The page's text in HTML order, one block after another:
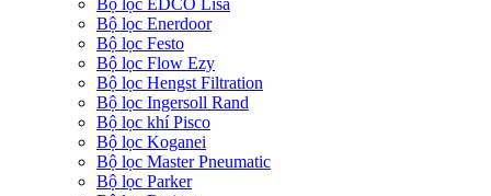
Bộ lọc EDCO Lisa
Bộ lọc Enerdoor
Bộ lọc Festo
Bộ lọc Flow Ezy
Bộ lọc Hengst Filtration
Bộ lọc Ingersoll Rand
Bộ lọc khí Pisco
Bộ lọc Koganei
Bộ lọc Master Pneumatic
Bộ lọc Parker